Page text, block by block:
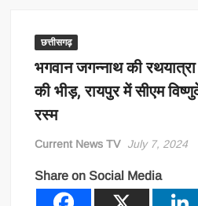
छत्तीसगढ़
भगवान जगन्नाथ की
की भीड़, रायपुर में सीएम
रस्म
Current News TV July 7, 2024
Share on Social Media